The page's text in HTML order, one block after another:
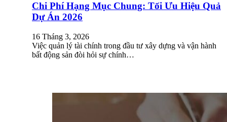
Chi Phí Hạng Mục Chung: Tối Ưu Hiệu Quả
Dự Án 2026
16 Tháng 3, 2026
Việc quản lý tài chính trong đầu tư xây dựng và vận hành
bất động sản đòi hỏi sự chính…